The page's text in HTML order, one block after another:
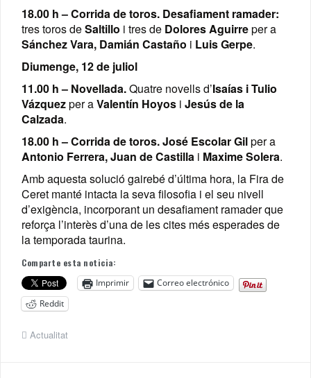
18.00 h – Corrida de toros. Desafiament ramader:
tres toros deSaltillo i tres de Dolores Aguirreper a
Sánchez Vara, Damián Castaño i Luis Gerpe.
Diumenge, 12 de juliol
11.00 h – Novellada.Quatre novells d’Isaías i Tulio
Vázquezper aValentín Hoyos i Jesús de la
Calzada.
18.00 h – Corrida de toros.José Escolar Gilper a
Antonio Ferrera, Juan de Castilla i Maxime Solera.
Amb aquesta solució gairebé d’última hora, la Fira de
Ceret manté intacta la seva filosofia i el seu nivell
d’exigència, incorporant un desafiament ramader que
reforça l’interès d’una de les cites més esperades de
la temporada taurina.
Comparte esta noticia:
Imprimir
Correo electrónico
Reddit
Actualitat